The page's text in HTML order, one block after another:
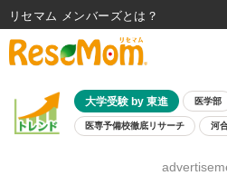
大学受験 by 東進 医学部
医専予備校徹底リサーチ 河
8月開催学校説明会
リセマム メンバーズ